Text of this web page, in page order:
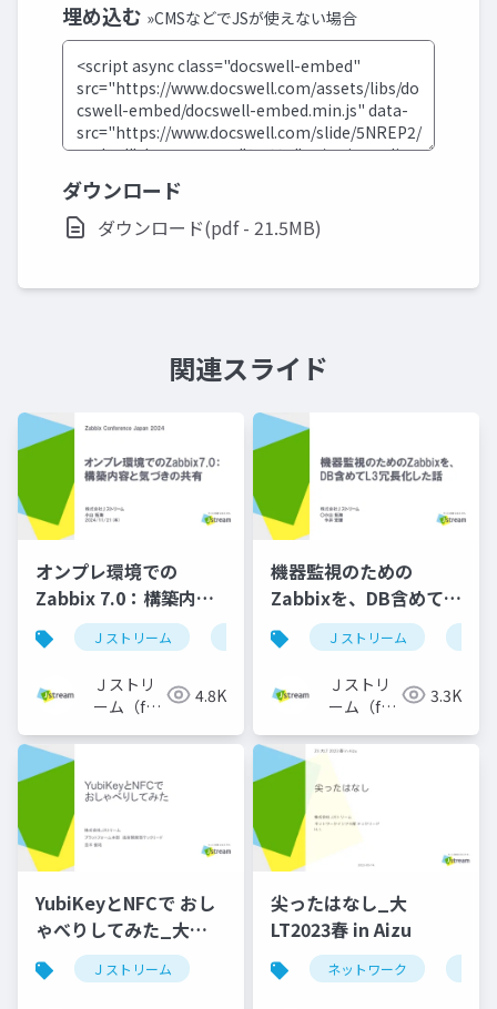
埋め込む »CMSなどでJSが使えない場合
ダウンロード
ダウンロード(pdf - 21.5MB)
関連スライド
オンプレ環境での
Zabbix 7.0：構築内容
と気づきの共有 ー
Zabbix Conference
Japan 20241121
Ｊストリーム ネットワーク zabbix
Ｊストリ
ーム（for
4.8K
機器監視のための
Zabbixを、DB含めて
L3冗長化した話-1-
janog54-koyama-
20240704
Ｊストリーム
Ｊストリ
ーム（for
3.3K
YubiKeyとNFCで おし
ゃべりしてみた_大
LT2024春 in
Aizu_20240511
Ｊストリーム
尖ったはなし_大
LT2023春 in Aizu
ネットワーク